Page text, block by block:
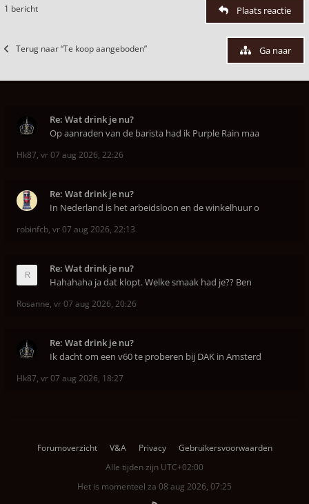
1 bericht Plaats reactie
Terug naar “Te koop aangeboden” Ga naar
Re: Wat drink je nu?
Op aanraden van de barista had ik Purple Rain maa
Hk87, vr 07 aug 2026, 22:26
Re: Wat drink je nu?
In Nederland is het arbeidsloon en de winkelhuur o
robinfcb, vr 07 aug 2026, 22:13
Re: Wat drink je nu?
Hahahaha ja dat klopt. Welke smaak had je?? Ben
Rosanne, vr 07 aug 2026, 20:26
Re: Wat drink je nu?
Ik dacht om een v60 te proberen bij DAK in Amsterd
Hk87, vr 07 aug 2026, 18:27
Forumoverzicht V&A Privacy
Gebruikersvoorwaarden
Alle tijden zijn UTC+02:00
Het is momenteel za 08 aug 2026, 07:25